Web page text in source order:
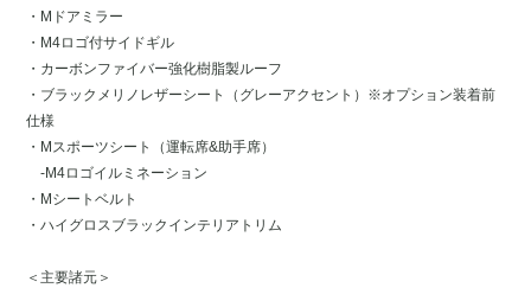
・Mドアミラー
・M4ロゴ付サイドギル
・カーボンファイバー強化樹脂製ルーフ
・ブラックメリノレザーシート（グレーアクセント）※オプション装着前
仕様
・Mスポーツシート（運転席&助手席）
-M4ロゴイルミネーション
・Mシートベルト
・ハイグロスブラックインテリアトリム
＜主要諸元＞